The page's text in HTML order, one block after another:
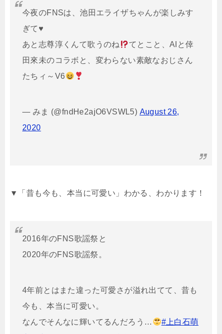
今夜のFNSは、池田エライザちゃんが楽しみす
ぎて♥️
あと志尊淳くんて歌うのね
てとこと、AIと倖
田來未のコラボと、変わらない素敵なおじさん
たちィ～V6
— みま (@fndHe2ajO6VSWL5) August 26,
2020
▼「昔も今も、本当に可愛い」わかる、わかります！
2016年のFNS歌謡祭と
2020年のFNS歌謡祭。
4年前とはまた違った可愛さが溢れ出てて、昔も
今も、本当に可愛い。
なんでそんなに輝いてるんだろう…
#上白石萌